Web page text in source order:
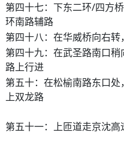
第四十七：下东二环/四方
环南路辅路
第四十八：在华威桥向右
第四十九：在武圣路南口
路上行进
第五十：在松榆南路东口处
上双龙路
第五十一：上匝道走京沈